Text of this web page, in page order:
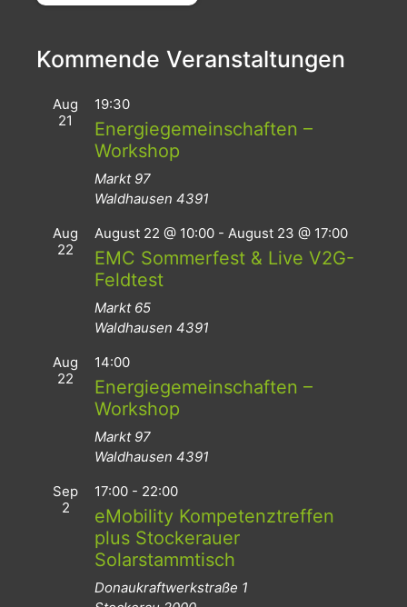
Kommende Veranstaltungen
Aug
21
19:30
Energiegemeinschaften –
Workshop
Markt 97
Waldhausen 4391
Aug
22
August 22 @ 10:00 - August 23 @ 17:00
EMC Sommerfest & Live V2G-
Feldtest
Markt 65
Waldhausen 4391
Aug
22
14:00
Energiegemeinschaften –
Workshop
Markt 97
Waldhausen 4391
Sep
2
17:00 - 22:00
eMobility Kompetenztreffen
plus Stockerauer
Solarstammtisch
Donaukraftwerkstraße 1